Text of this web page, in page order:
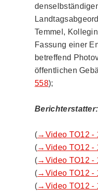
Temmel,
Fassung einer
betreffend
öffentlichen
558);
Berichterstatter:
(→Video TO12 -
(→Video TO12 -
(→Video TO12 -
(→Video TO12 -
(→Video TO12 -